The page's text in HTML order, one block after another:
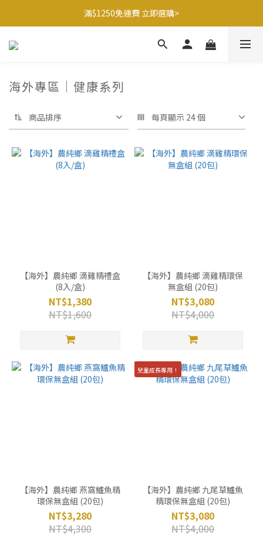
滿$1250免運費 立即選購>
滿$1250免運費 立即選購>
父親節送健康 禮盒$1080起 >
滿$1250免運費 立即選購>
海外專區｜健康系列
商品排序 每頁顯示 24 個
【海外】農純鄉 滴雞精禮盒
(8入/盒)
NT$1,380
NT$1,600
【海外】農純鄉 滴雞精環保
無盒組 (20包)
NT$3,080
NT$4,000
【海外】農純鄉 燕窩鱸魚精
環保無盒組 (20包)
NT$3,280
NT$4,300
兒童成長專用！
【海外】農純鄉 九尾草鱸魚
精環保無盒組 (20包)
NT$3,080
NT$4,000